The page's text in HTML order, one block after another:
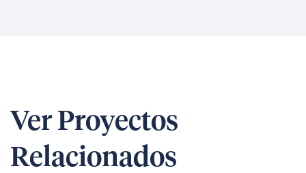
Ver Proyectos
Relacionados